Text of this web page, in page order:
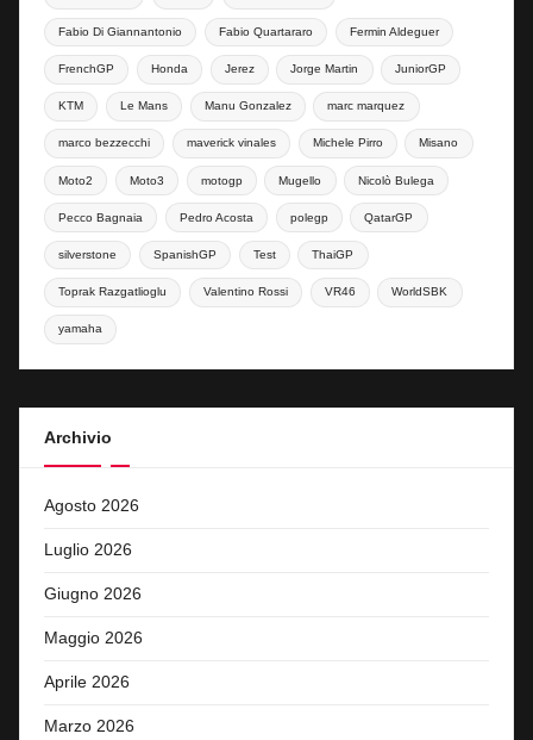
Fabio Di Giannantonio Fabio Quartararo Fermin Aldeguer
FrenchGP Honda Jerez Jorge Martin JuniorGP
KTM Le Mans Manu Gonzalez marc marquez
marco bezzecchi maverick vinales Michele Pirro Misano
Moto2 Moto3 motogp Mugello Nicolò Bulega
Pecco Bagnaia Pedro Acosta polegp QatarGP
silverstone SpanishGP Test ThaiGP
Toprak Razgatlioglu Valentino Rossi VR46 WorldSBK
yamaha
Archivio
Agosto 2026
Luglio 2026
Giugno 2026
Maggio 2026
Aprile 2026
Marzo 2026